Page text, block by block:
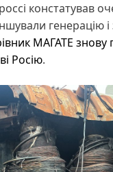
констатував
генерацію
МАГАТЕ знову
Росію.